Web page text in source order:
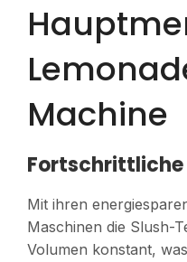
Machine
Mit ihren
Maschinen die Slush-
Volumen konstant,